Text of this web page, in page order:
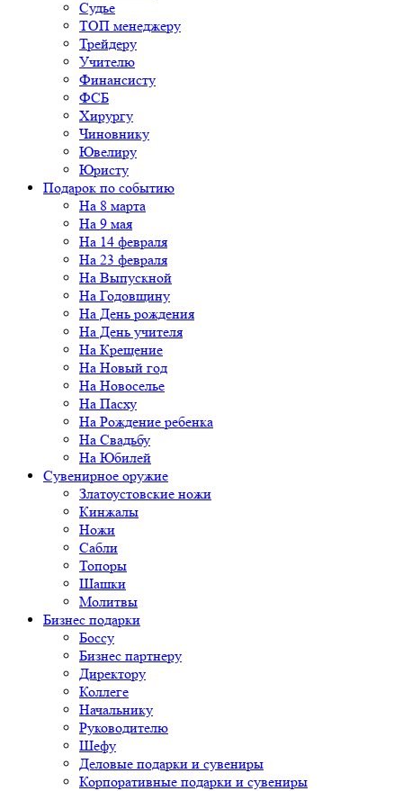
Судье
ТОП менеджеру
Трейдеру
Учителю
Финансисту
ФСБ
Хирургу
Чиновнику
Ювелиру
Юристу
Подарок по событию
На 8 марта
На 9 мая
На 14 февраля
На 23 февраля
На Выпускной
На Годовщину
На День рождения
На День учителя
На Крещение
На Новый год
На Новоселье
На Пасху
На Рождение ребенка
На Свадьбу
На Юбилей
Сувенирное оружие
Златоустовские ножи
Кинжалы
Ножи
Сабли
Топоры
Шашки
Молитвы
Бизнес подарки
Боссу
Бизнес партнеру
Директору
Коллеге
Начальнику
Руководителю
Шефу
Деловые подарки и сувениры
Корпоративные подарки и сувениры